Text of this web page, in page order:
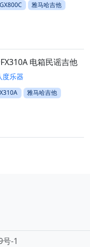
雅马哈吉他
电箱民谣吉他
度乐器
雅马哈吉他
-1